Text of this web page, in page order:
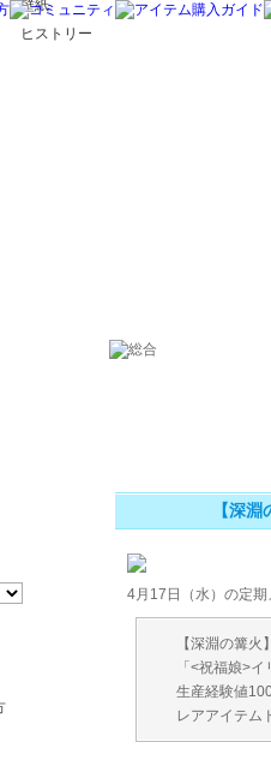
壁紙
ヒストリー
【深淵
4月17日（水）の定期
【深淵の篝
「<祝福娘>
生産経験値
レアアイテム